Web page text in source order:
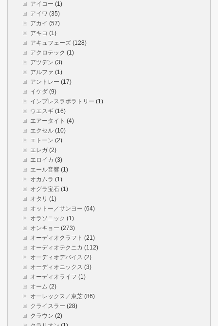
アイコー (1)
アイワ (35)
アカイ (57)
アキコ (1)
アキュフェーズ (128)
アクロテック (1)
アツデン (3)
アルファ (1)
アントレー (17)
イケダ (9)
インプレスラボラトリー (1)
ウエスギ (16)
エアータイト (4)
エクセル (10)
エトーン (2)
エレガ (2)
エロイカ (3)
エール音響 (1)
オカムラ (1)
オグラ宝石 (1)
オタリ (1)
オットー／サンヨー (64)
オラソニック (1)
オンキョー (273)
オーディオクラフト (21)
オーディオテクニカ (112)
オーディオデバイス (2)
オーディオニックス (3)
オーディオライフ (1)
オーム (2)
オーレックス／東芝 (86)
クライスラー (28)
クラウン (2)